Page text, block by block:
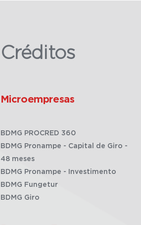
Créditos
Microempresas
BDMG PROCRED 360
BDMG Pronampe - Capital de Giro -
48 meses
BDMG Pronampe - Investimento
BDMG Fungetur
BDMG Giro